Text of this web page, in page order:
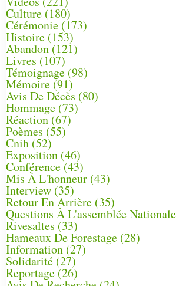
Culture(180)
Cérémonie (173)
Histoire (153)
Abandon(121)
Livres (107)
Témoignage (98)
Mémoire (91)
Avis De Décès (80)
Hommage (73)
Réaction(67)
Poèmes (55)
Cnih (52)
Exposition (46)
Conférence(43)
Mis À L'honneur (43)
Interview (35)
Retour En Arrière (35)
Questions À L'assemblée Nationale
Rivesaltes (33)
Hameaux De Forestage (28)
Information (27)
Solidarité (27)
Reportage (26)